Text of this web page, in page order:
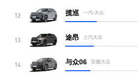
12 揽巡 一汽-大众
13 途昂 上汽大众
14 与众06 安徽大众